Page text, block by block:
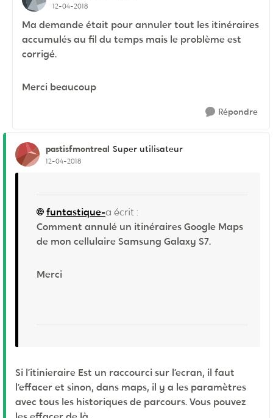
12-04-2018
Ma demande était pour annuler tout les itinéraires
accumulés au fil du temps mais le problème est
corrigé.
Merci beaucoup
Répondre
pastisfmontreal Super utilisateur
12-04-2018
funtastique-a écrit :
Comment annulé un itinéraires Google Maps
de mon cellulaire Samsung Galaxy S7.
Merci
Si l’itinieraire Est un raccourci sur l’ecran, il faut
l’effacer et sinon, dans maps, il y a les paramètres
avec tous les historiques de parcours. Vous pouvez